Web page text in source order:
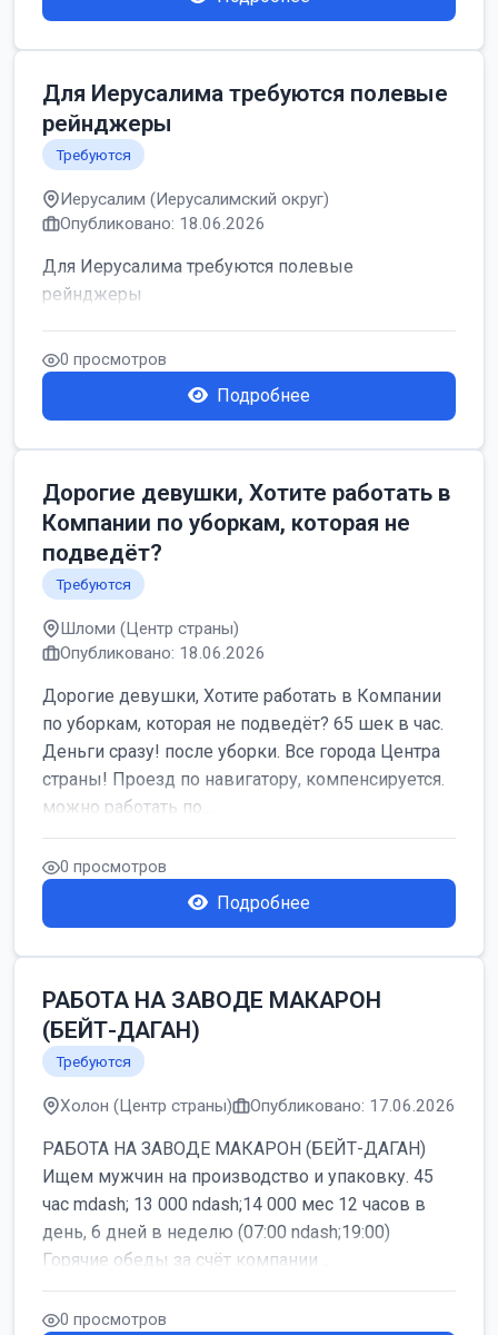
Для Иерусалима требуются полевые
рейнджеры
Требуются
Иерусалим (Иерусалимский округ)
Опубликовано: 18.06.2026
Для Иерусалима требуются полевые
рейнджеры
0 просмотров
Подробнее
Дорогие девушки, Хотите работать в
Компании по уборкам, которая не
подведёт?
Требуются
Шломи (Центр страны)
Опубликовано: 18.06.2026
Дорогие девушки, Хотите работать в Компании
по уборкам, которая не подведёт? 65 шек в час.
Деньги сразу! после уборки. Все города Центра
страны! Проезд по навигатору, компенсируется.
можно работать по...
0 просмотров
Подробнее
РАБОТА НА ЗАВОДЕ МАКАРОН
(БЕЙТ-ДАГАН)
Требуются
Холон (Центр страны) Опубликовано: 17.06.2026
РАБОТА НА ЗАВОДЕ МАКАРОН (БЕЙТ-ДАГАН)
Ищем мужчин на производство и упаковку. 45
час mdash; 13 000 ndash;14 000 мес 12 часов в
день, 6 дней в неделю (07:00 ndash;19:00)
Горячие обеды за счёт компании ...
0 просмотров